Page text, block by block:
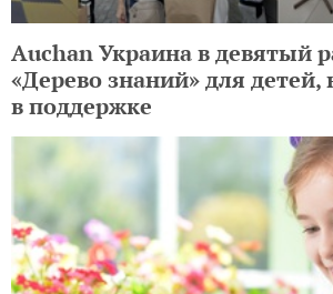
Auchan Украина в девятый
«Дерево знаний» для
в поддержке